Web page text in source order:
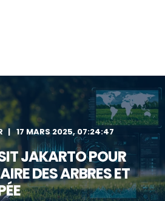
17 MARS 2025, 07:24:47
JAKARTO POUR
DES ARBRES ET